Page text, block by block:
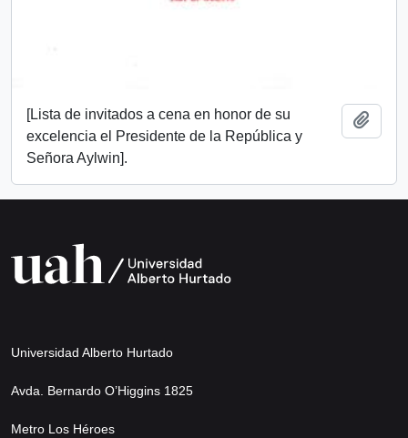
[Lista de invitados a cena en honor de su
excelencia el Presidente de la República y
Señora Aylwin].
Universidad Alberto Hurtado
Avda. Bernardo O’Higgins 1825
Metro Los Héroes